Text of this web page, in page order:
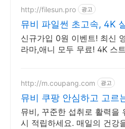
http://filesun.pro 광고
뮤비 파일썬 초고속, 4K
간 보기!
신규가입 0원 이벤트! 최신
라마,애니 모두 무료! 4K 스
http://m.coupang.com 광고
뮤비 쿠팡 안심하고 고르
뮤비, 꾸준한 섭취로 활력을
시 적립하세요. 매일의 건강